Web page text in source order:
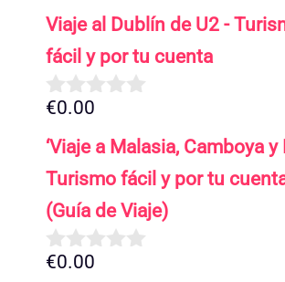
e
5
Viaje al Dublín de U2 -
fácil y por tu cuenta
0
e
5
€0.00
‘Viaje a Malasia, Camboya y
Turismo fácil y por tu
(Guía de Viaje)
0
€0.00